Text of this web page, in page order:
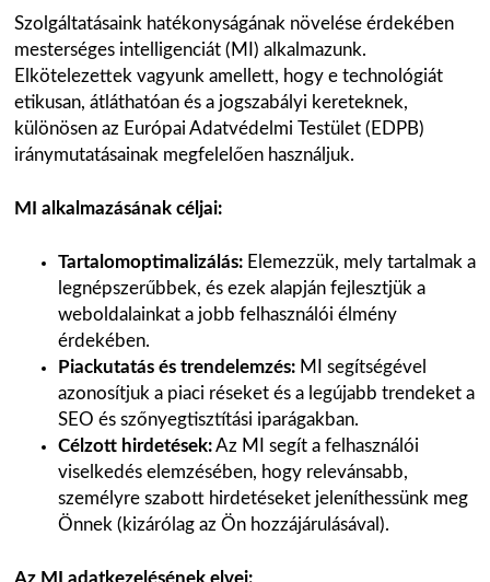
Szolgáltatásaink hatékonyságának növelése érdekében
mesterséges intelligenciát (MI) alkalmazunk.
Elkötelezettek vagyunk amellett, hogy e technológiát
etikusan, átláthatóan és a jogszabályi kereteknek,
különösen az Európai Adatvédelmi Testület (EDPB)
iránymutatásainak megfelelően használjuk.
MI alkalmazásának céljai:
Tartalomoptimalizálás:Elemezzük, mely tartalmak a
legnépszerűbbek, és ezek alapján fejlesztjük a
weboldalainkat a jobb felhasználói élmény
érdekében.
Piackutatás és trendelemzés:MI segítségével
azonosítjuk a piaci réseket és a legújabb trendeket a
SEO és szőnyegtisztítási iparágakban.
Célzott hirdetések:Az MI segít a felhasználói
viselkedés elemzésében, hogy relevánsabb,
személyre szabott hirdetéseket jeleníthessünk meg
Önnek (kizárólag az Ön hozzájárulásával).